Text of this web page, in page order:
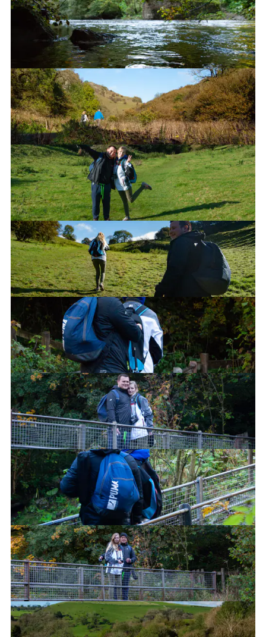
Stop posing for the pictures!
Can you feel the love tonight?